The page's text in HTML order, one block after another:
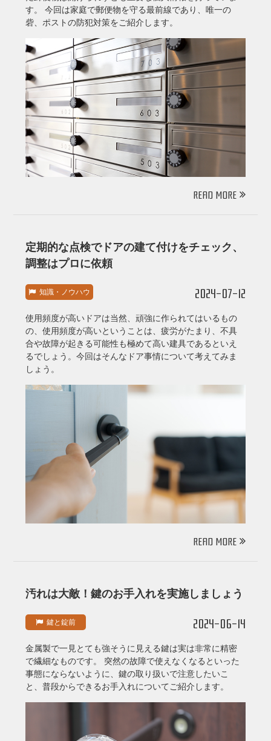
す。 今回は家庭で郵便物を守る最前線であり、唯一の
砦、ポストの防犯対策をご紹介します。
READ MORE
定期的な点検でドアの建て付けをチェック、
調整はプロに依頼
知識・ノウハウ 2024-07-12
使用頻度が高いドアは当然、頑強に作られてはいるもの
の、使用頻度が高いということは、疲労がたまり、不具
合や故障が起きる可能性も極めて高い建具であるといえ
るでしょう。今回はそんなドア事情について考えてみま
しょう。
READ MORE
汚れは大敵！鍵のお手入れを実施しましょう
鍵と錠前 2024-06-14
金属製で一見とても強そうに見える鍵は実は非常に精密
で繊細なものです。 突然の故障で使えなくなるといった
事態にならないように、鍵の取り扱いで注意したいこ
と、普段からできるお手入れについてご紹介します。